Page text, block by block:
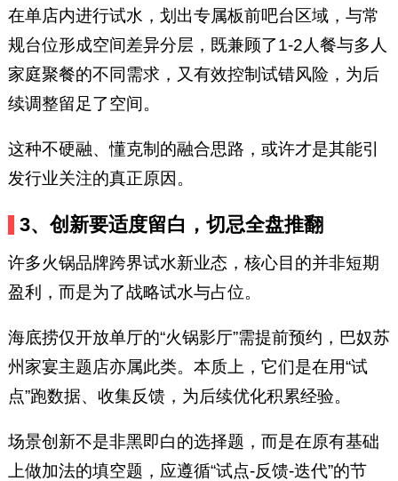
在单店内进行试水，划出专属板前吧台区域，与常
规台位形成空间差异分层，既兼顾了1-2人餐与多人
家庭聚餐的不同需求，又有效控制试错风险，为后
续调整留足了空间。
这种不硬融、懂克制的融合思路，或许才是其能引
发行业关注的真正原因。
3、创新要适度留白，切忌全盘推翻
许多火锅品牌跨界试水新业态，核心目的并非短期
盈利，而是为了战略试水与占位。
海底捞仅开放单厅的“火锅影厅”需提前预约，巴奴苏
州家宴主题店亦属此类。本质上，它们是在用“试
点”跑数据、收集反馈，为后续优化积累经验。
场景创新不是非黑即白的选择题，而是在原有基础
上做加法的填空题，应遵循“试点-反馈-迭代”的节